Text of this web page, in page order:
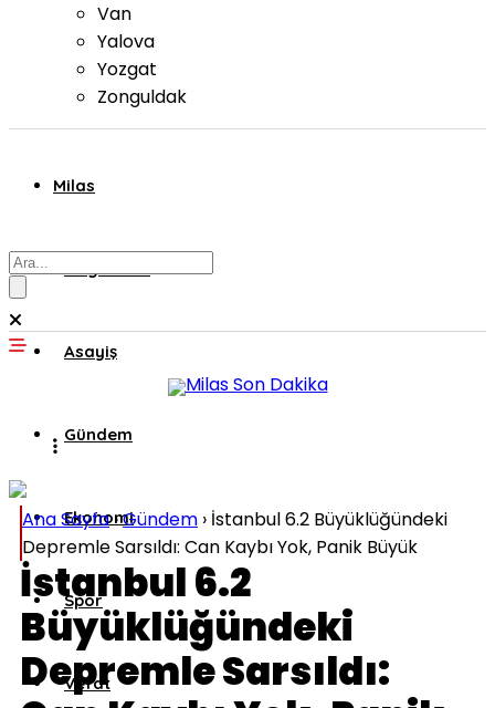
Van
Yalova
Yozgat
Zonguldak
Milas
Muğla’dan
Asayiş
Gündem
Ekonomi
Spor
Vefat
Ana Sayfa›Gündem › İstanbul 6.2 Büyüklüğündeki
Depremle Sarsıldı: Can Kaybı Yok, Panik Büyük
İstanbul 6.2
Büyüklüğündeki
Depremle Sarsıldı: